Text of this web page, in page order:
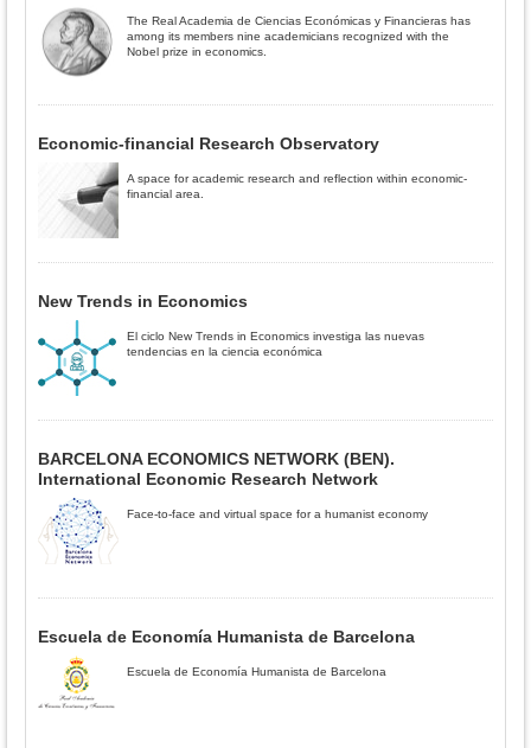
The Real Academia de Ciencias Económicas y Financieras has
among its members nine academicians recognized with the
Nobel prize in economics.
Economic-financial Research Observatory
A space for academic research and reflection within economic-
financial area.
New Trends in Economics
El ciclo New Trends in Economics investiga las nuevas
tendencias en la ciencia económica
BARCELONA ECONOMICS NETWORK (BEN).
International Economic Research Network
Face-to-face and virtual space for a humanist economy
Escuela de Economía Humanista de Barcelona
Escuela de Economía Humanista de Barcelona